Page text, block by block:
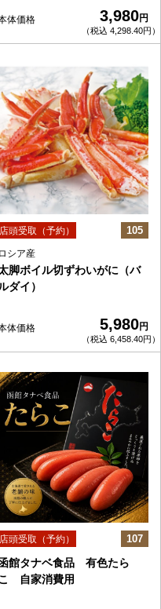
体価格 3,980円
（税込 4,298.40円）
店頭受取（予約） 105
ロシア産
脚ボイル切ずわいがに（バ
ダイ）
体価格 5,980円
（税込 6,458.40円）
店頭受取（予約） 107
館タナベ食品 有色たら
自家消費用